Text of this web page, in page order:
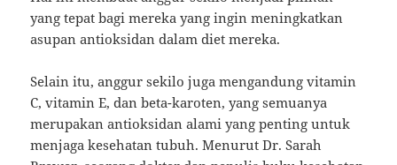
yang tepat bagi mereka yang ingin meningkatkan
asupan antioksidan dalam diet mereka.
Selain itu, anggur sekilo juga mengandung vitamin
C, vitamin E, dan beta-karoten, yang semuanya
merupakan antioksidan alami yang penting untuk
menjaga kesehatan tubuh. Menurut Dr. Sarah